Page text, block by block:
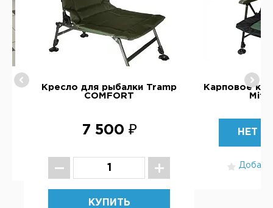
Кресло для рыбалки Tramp
COMFORT
7 500 ₽
КУПИТЬ
Карповое
НЕТ В